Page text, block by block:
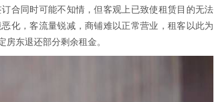
合同时可能不知情，但客观上已致使租赁目的无法
化，客流量锐减，商铺难以正常营业，租客以此为
东退还部分剩余租金。